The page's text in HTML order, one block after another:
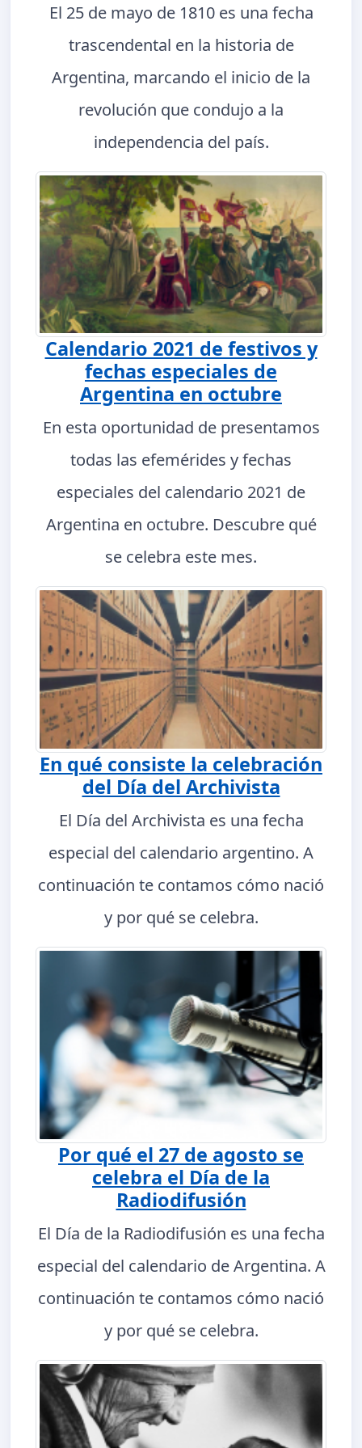
El 25 de mayo de 1810 es una fecha
trascendental en la historia de
Argentina, marcando el inicio de la
revolución que condujo a la
independencia del país.
Calendario 2021 de festivos y
fechas especiales de
Argentina en octubre
En esta oportunidad de presentamos
todas las efemérides y fechas
especiales del calendario 2021 de
Argentina en octubre. Descubre qué
se celebra este mes.
En qué consiste la celebración
del Día del Archivista
El Día del Archivista es una fecha
especial del calendario argentino. A
continuación te contamos cómo nació
y por qué se celebra.
Por qué el 27 de agosto se
celebra el Día de la
Radiodifusión
El Día de la Radiodifusión es una fecha
especial del calendario de Argentina. A
continuación te contamos cómo nació
y por qué se celebra.